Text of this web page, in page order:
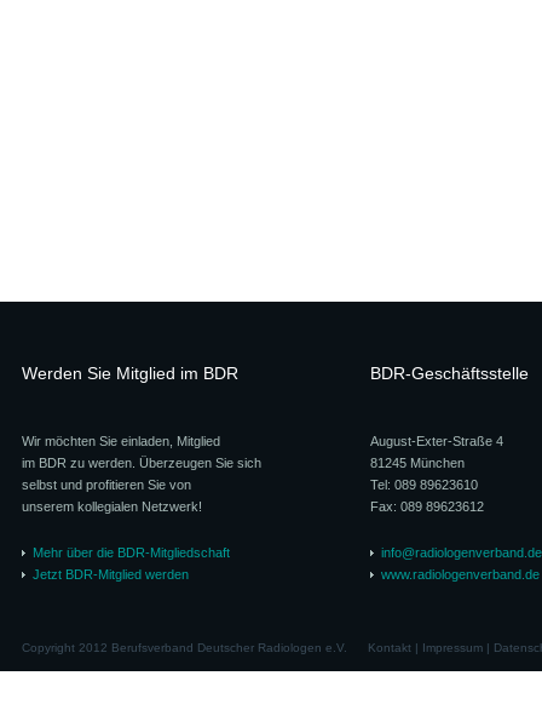
Werden Sie Mitglied im BDR
Wir möchten Sie einladen, Mitglied
im BDR zu werden. Überzeugen Sie sich
selbst und profitieren Sie von
unserem kollegialen Netzwerk!
Mehr über die BDR-Mitgliedschaft
Jetzt BDR-Mitglied werden
BDR-Geschäftsstelle
August-Exter-Straße 4
81245 München
Tel: 089 89623610
Fax: 089 89623612
info@radiologenverband.de
www.radiologenverband.de
Copyright 2012 Berufsverband Deutscher Radiologen e.V. Kontakt| Impressum|